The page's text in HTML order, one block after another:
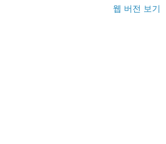
웹 버전 보기